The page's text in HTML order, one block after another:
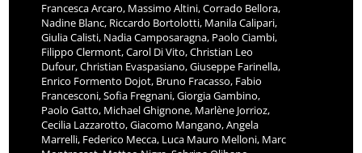
Francesca Arcaro, Massimo Altini, Corrado Bellora,
Nadine Blanc, Riccardo Bortolotti, Manila Calipari,
Giulia Calisti, Nadia Camposaragna, Paolo Ciambi,
Filippo Clermont, Carol Di Vito, Christian Leo
Dufour, Christian Evaspasiano, Giuseppe Farinella,
Enrico Formento Dojot, Bruno Fracasso, Fabio
Francesconi, Sofia Fregnani, Giorgia Gambino,
Paolo Gatto, Michael Ghignone, Marlène Jorrioz,
Cecilia Lazzarotto, Giacomo Mangano, Angela
Marrelli, Federico Mecca, Luca Mauro Melloni, Marc